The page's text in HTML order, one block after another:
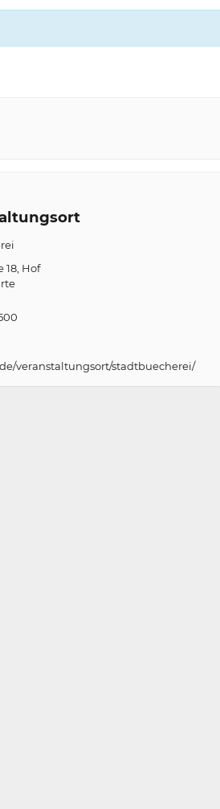
18 Hof
veranstaltungsort/stadtbuecherei/